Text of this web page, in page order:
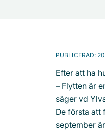
PUBLICERAD:
Efter att ha
– Flytten är
säger vd
De första att
september